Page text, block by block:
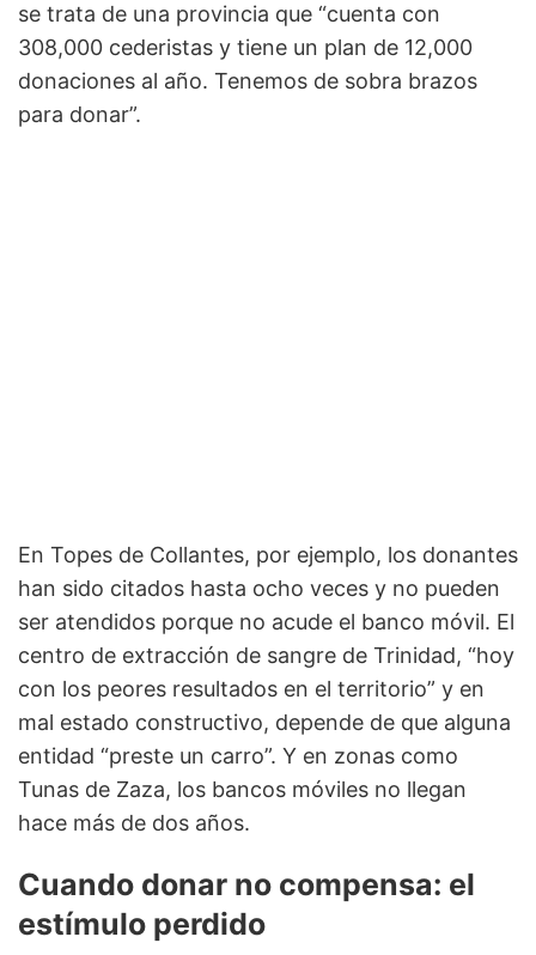
se trata de una provincia que “cuenta con
308,000 cederistas y tiene un plan de 12,000
donaciones al año. Tenemos de sobra brazos
para donar”.
En Topes de Collantes, por ejemplo, los donantes
han sido citados hasta ocho veces y no pueden
ser atendidos porque no acude el banco móvil. El
centro de extracción de sangre de Trinidad, “hoy
con los peores resultados en el territorio” y en
mal estado constructivo, depende de que alguna
entidad “preste un carro”. Y en zonas como
Tunas de Zaza, los bancos móviles no llegan
hace más de dos años.
Cuando donar no compensa: el
estímulo perdido